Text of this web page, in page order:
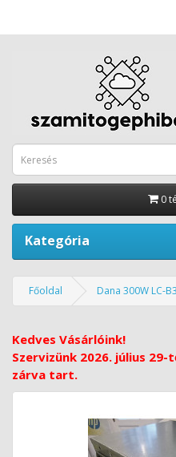
0
Kategória
Főoldal Dana 300W LC-
Kedves Vásárlóink!
Szervizünk 2026. július
zárva tart.